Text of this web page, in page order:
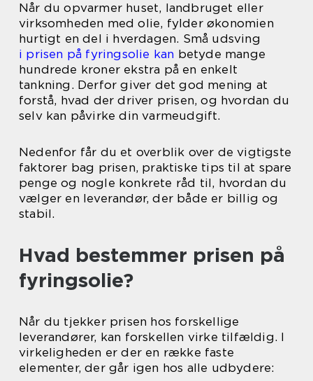
Når du opvarmer huset, landbruget eller
virksomheden med olie, fylder økonomien
hurtigt en del i hverdagen. Små udsving
i prisen på fyringsolie kan betyde mange
hundrede kroner ekstra på en enkelt
tankning. Derfor giver det god mening at
forstå, hvad der driver prisen, og hvordan du
selv kan påvirke din varmeudgift.
Nedenfor får du et overblik over de vigtigste
faktorer bag prisen, praktiske tips til at spare
penge og nogle konkrete råd til, hvordan du
vælger en leverandør, der både er billig og
stabil.
Hvad bestemmer prisen på
fyringsolie?
Når du tjekker prisen hos forskellige
leverandører, kan forskellen virke tilfældig. I
virkeligheden er der en række faste
elementer, der går igen hos alle udbydere: